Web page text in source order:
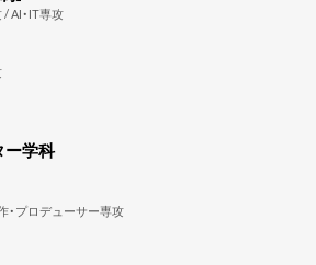
AI・IT専攻
ー学科
・プロデューサー専攻